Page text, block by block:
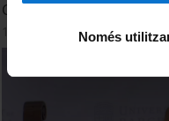
Només
Canvi climàtic i
13 Octubre, 2021